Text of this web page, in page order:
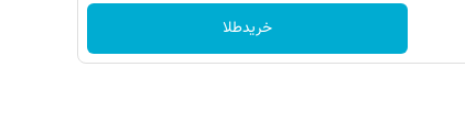
خریدطلا